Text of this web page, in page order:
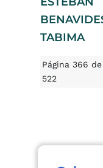
TABIMA
Página 366 de
522